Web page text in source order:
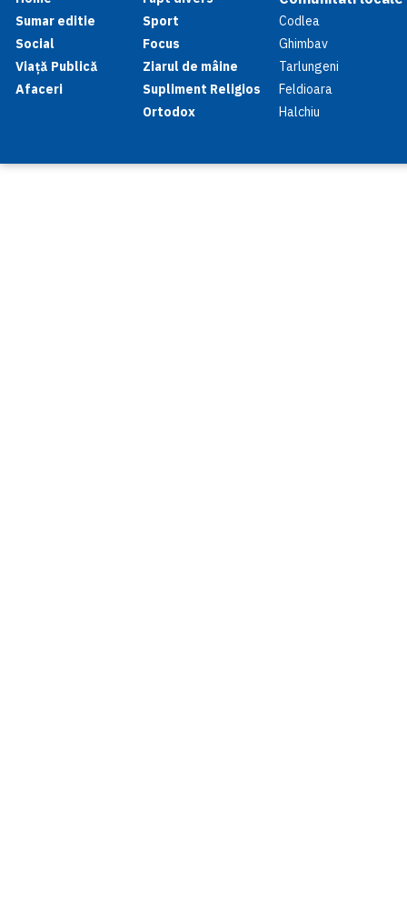
Sumar editie
Social
Viață Publică
Afaceri
Sport
Focus
Ziarul de mâine
Supliment Religios
Ortodox
Codlea
Ghimbav
Tarlungeni
Feldioara
Halchiu